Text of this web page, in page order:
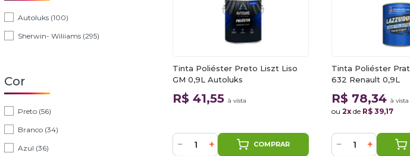
Autoluks (100)
Sherwin- Wiliiams (295)
Cor
Preto (56)
Branco (34)
Azul (36)
Tinta Poliéster Preto Liszt Liso
GM 0,9L Autoluks
R$ 41,55 à vista
− + COMPRAR
Tinta Poliéster
632 Renault 0,9L
R$ 78,34 à vista
ou 2xde R$ 39,17
− +